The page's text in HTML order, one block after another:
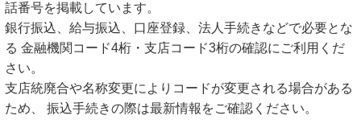
話番号を掲載しています。
銀行振込、給与振込、口座登録、法人手続きなどで必要とな
る 金融機関コード4桁・支店コード3桁の確認にご利用くだ
さい。
支店統廃合や名称変更によりコードが変更される場合がある
ため、 振込手続きの際は最新情報をご確認ください。